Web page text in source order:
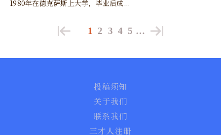
1980年在德克萨斯上大学，毕业后成...
1 2 3 4 5 …
投稿须知
关于我们
联系我们
三才人注册